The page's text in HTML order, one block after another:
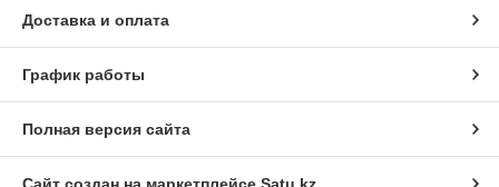
Доставка и оплата
График работы
Полная версия сайта